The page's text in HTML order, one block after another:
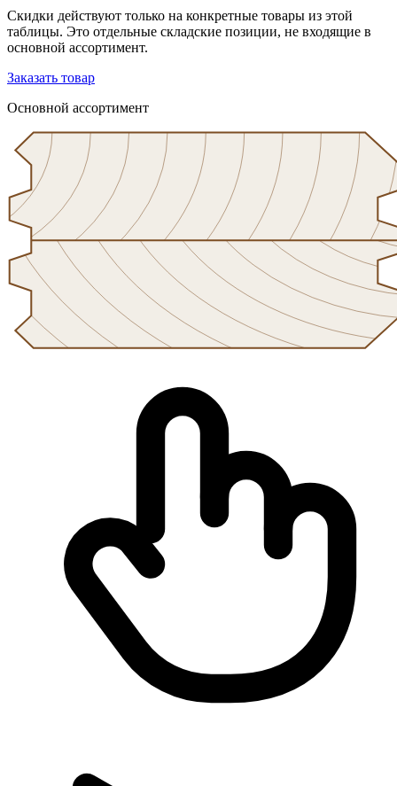
Скидки действуют только на конкретные товары из этой
таблицы. Это отдельные складские позиции, не входящие в
основной ассортимент.
Заказать товар
Основной ассортимент